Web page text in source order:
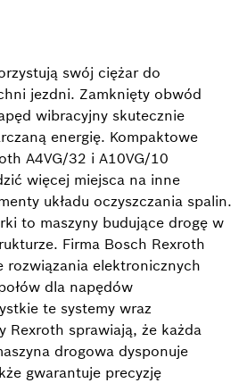
swój ciężar do
jezdni. Zamknięty obwód
wibracyjny skutecznie
energię. Kompaktowe
A4VG/32 i A10VG/10
więcej miejsca na inne
układu oczyszczania spalin.
to maszyny budujące drogę w
Firma Bosch Rexroth
rozwiązania elektronicznych
dla napędów
te systemy wraz
Rexroth sprawiają, że każda
drogowa dysponuje
gwarantuje precyzję